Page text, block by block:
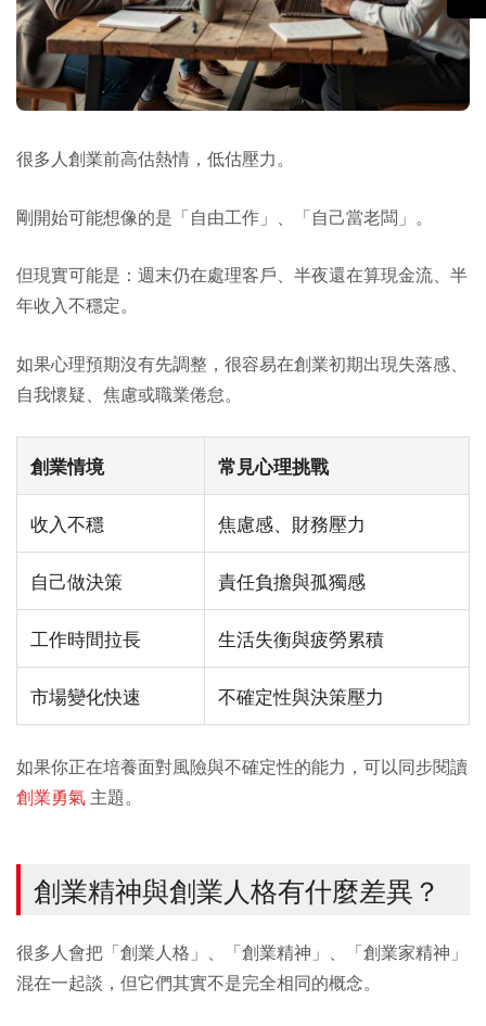
很多人創業前高估熱情，低估壓力。
剛開始可能想像的是「自由工作」、「自己當老闆」。
但現實可能是：週末仍在處理客戶、半夜還在算現金流、半
年收入不穩定。
如果心理預期沒有先調整，很容易在創業初期出現失落感、
自我懷疑、焦慮或職業倦怠。
創業情境 常見心理挑戰
收入不穩 焦慮感、財務壓力
自己做決策 責任負擔與孤獨感
工作時間拉長 生活失衡與疲勞累積
市場變化快速 不確定性與決策壓力
如果你正在培養面對風險與不確定性的能力，可以同步閱讀
創業勇氣 主題。
創業精神與創業人格有什麼差異？
很多人會把「創業人格」、「創業精神」、「創業家精神」
混在一起談，但它們其實不是完全相同的概念。